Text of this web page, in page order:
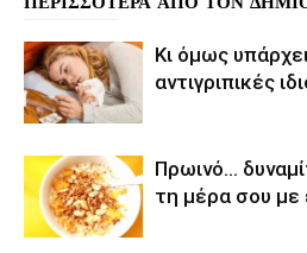
Κι όμως
αντιγριπικές
Πρωινό…
τη μέρα σου με